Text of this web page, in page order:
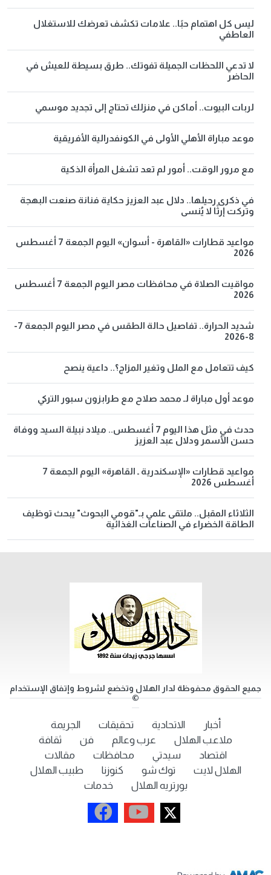
ليس كل اهتمام حبًا.. علامات تكشف تعرضك للاستغلال
العاطفي
لا تدعي اللحظات الجميلة تفوتك.. طرق بسيطة للعيش في
الحاضر
لربات البيوت.. أماكن في منزلك تحتاج إلى تجديد موسمي
موعد مباراة الأهلي الأولى في الكونفدرالية الأفريقية
مع مرور الوقت.. أمور لم تعد تشغل المرأة الذكية
في ذكرى رحيلها.. دلال عبد العزيز حكاية فنانة صنعت البهجة
وتركت إرثًا لا يُنسى
مواعيد قطارات «القاهرة - أسوان» اليوم الجمعة 7 أغسطس
2026
مواقيت الصلاة في محافظات مصر اليوم الجمعة 7 أغسطس
2026
شديد الحرارة.. تفاصيل حالة الطقس في مصر اليوم الجمعة 7-
8-2026
كيف تتعامل مع الملل وتغير المزاج؟.. داعية ينصح
موعد أول مباراة لـ محمد صلاح مع طرابزون سبور التركي
حدث في مثل هذا اليوم 7 أغسطس.. ميلاد نبيلة السيد ووفاة
حسن الأسمر ودلال عبد العزيز
مواعيد قطارات «الإسكندرية ـ القاهرة» اليوم الجمعة 7
أغسطس 2026
الثلاثاء المقبل.. ملتقى علمي بـ"قومي البحوث" يبحث توظيف
الطاقة الخضراء في الصناعات الغذائية
جميع الحقوق محفوظة لدار الهلال وتخضع لشروط وإتفاق الإستخدام
©
أخبار الاتحادية تحقيقات
الجريمة
ملاعب الهلال
عرب وعالم فن
ثقافة
اقتصاد
سيدتي محافظات
مقالات
الهلال لايت
توك شو كنوزنا
طبيب الهلال
بورتريه الهلال
خدمات